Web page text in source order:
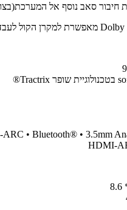
חיבור סאב נוסף אל